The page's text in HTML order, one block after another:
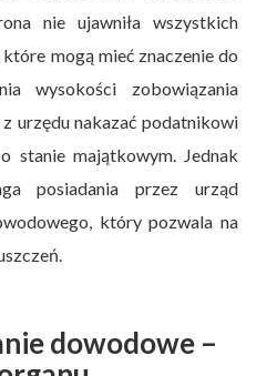
nie ujawniła wszystkich
mogą mieć znaczenie do
wysokości zobowiązania
urzędu nakazać podatnikowi
stanie majątkowym. Jednak
posiadania przez urząd
który pozwala na
dowodowe –